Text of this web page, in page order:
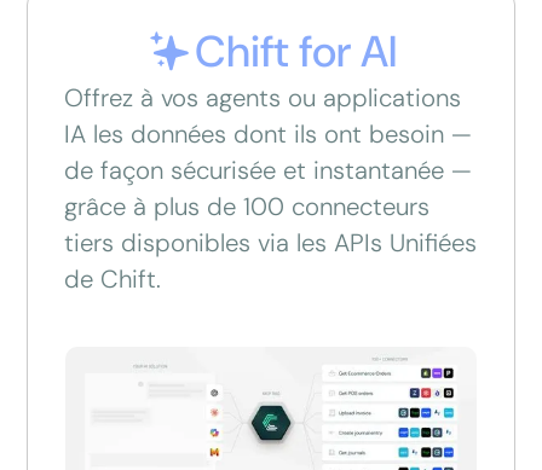
Chift for AI
Offrez à vos agents ou applications
IA les données dont ils ont besoin —
de façon sécurisée et instantanée —
grâce à plus de 100 connecteurs
tiers disponibles via les APIs Unifiées
de Chift.